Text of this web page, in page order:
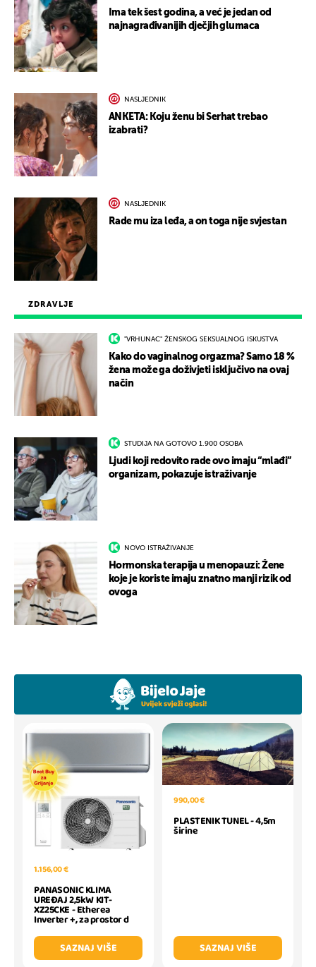
ZDRAVLJE
"VRHUNAC" ŽENSKOG SEKSUALNOG ISKUSTVA
Kako do vaginalnog orgazma? Samo 18 %
žena može ga doživjeti isključivo na ovaj
način
STUDIJA NA GOTOVO 1.900 OSOBA
Ljudi koji redovito rade ovo imaju “mlađi”
organizam, pokazuje istraživanje
NOVO ISTRAŽIVANJE
Hormonska terapija u menopauzi: Žene
koje je koriste imaju znatno manji rizik od
ovoga
Ima tek šest godina, a već je jedan od
najnagrađivanijih dječjih glumaca
NASLJEDNIK
ANKETA: Koju ženu bi Serhat trebao
izabrati?
NASLJEDNIK
Rade mu iza leđa, a on toga nije svjestan
1.156,00 €
PANASONIC KLIMA
UREĐAJ 2,5kW KIT-
XZ25CKE - Etherea
Inverter +, za prostor d
SAZNAJ VIŠE
990,00 €
PLASTENIK TUNEL - 4,5m
širine
SAZNAJ VIŠE